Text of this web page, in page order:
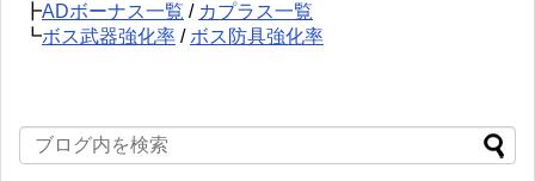
┣ADボーナス一覧 / カプラス一覧
┗ボス武器強化率 / ボス防具強化率